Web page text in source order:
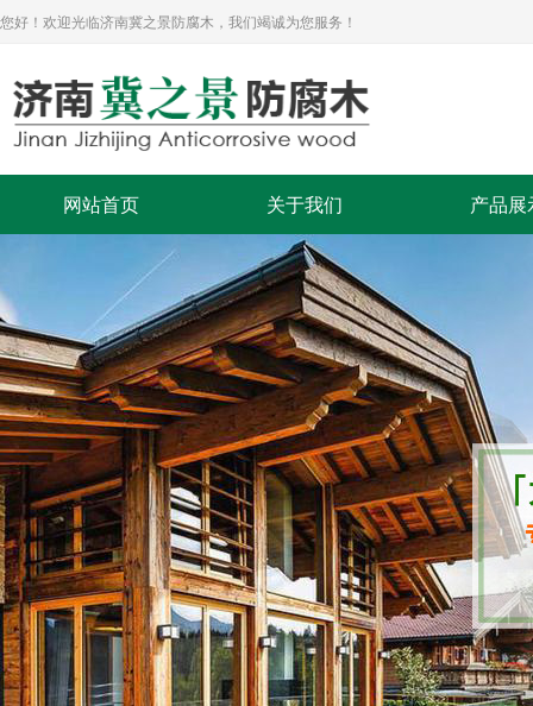
您好！欢迎光临济南冀之景防腐木，我们竭诚为您服务！
网站首页 关于我们 产品展